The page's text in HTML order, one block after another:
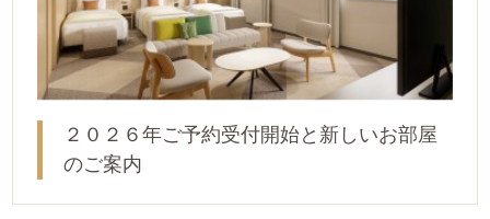
２０２６年ご予約受付開始と新しいお部屋
のご案内